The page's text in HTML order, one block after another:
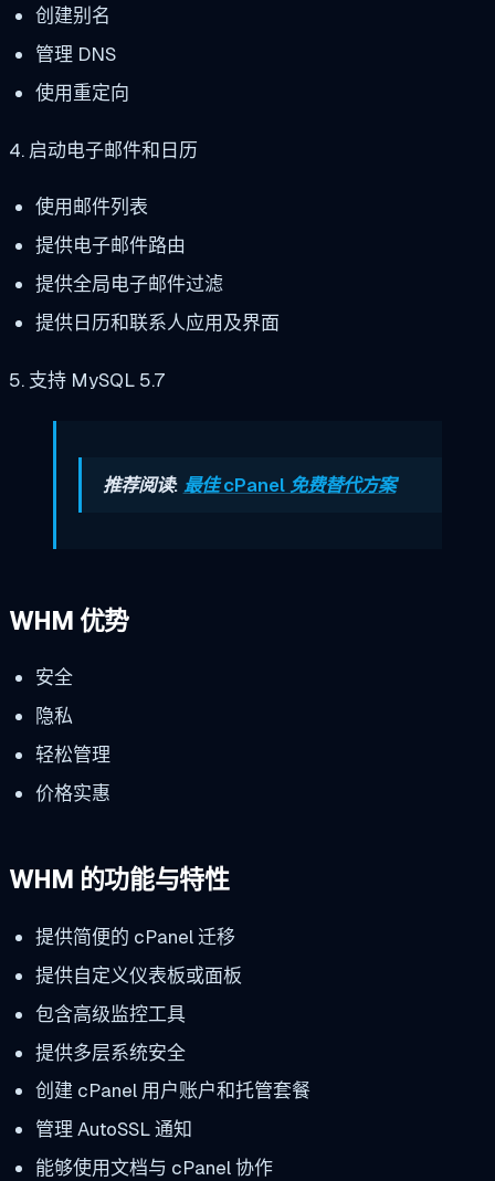
创建别名
管理 DNS
使用重定向
4. 启动电子邮件和日历
使用邮件列表
提供电子邮件路由
提供全局电子邮件过滤
提供日历和联系人应用及界面
5. 支持 MySQL 5.7
推荐阅读: 最佳 cPanel 免费替代方案
WHM 优势
安全
隐私
轻松管理
价格实惠
WHM 的功能与特性
提供简便的 cPanel 迁移
提供自定义仪表板或面板
包含高级监控工具
提供多层系统安全
创建 cPanel 用户账户和托管套餐
管理 AutoSSL 通知
能够使用文档与 cPanel 协作